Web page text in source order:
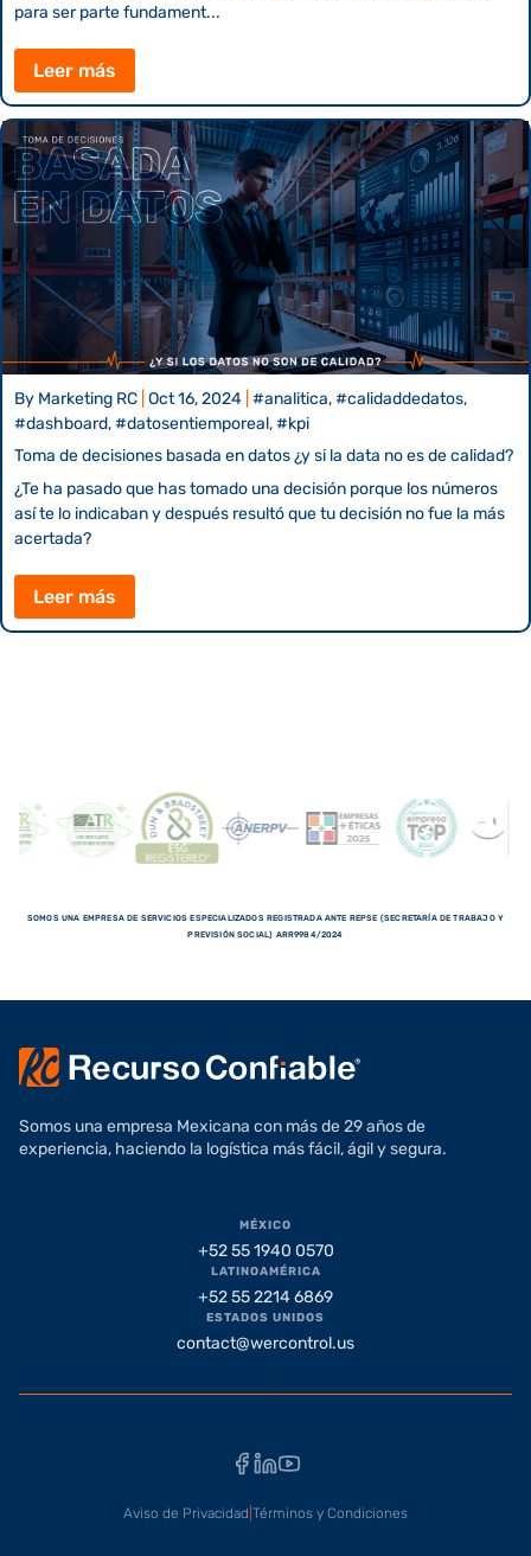
para ser parte fundament...
Leer más
By Marketing RC Oct 16, 2024 #analitica, #calidaddedatos,
#dashboard, #datosentiemporeal, #kpi
Toma de decisiones basada en datos ¿y si la data no es de calidad?
¿Te ha pasado que has tomado una decisión porque los números
así te lo indicaban y después resultó que tu decisión no fue la más
acertada?
Leer más
SOMOS UNA EMPRESA DE SERVICIOS ESPECIALIZADOS REGISTRADA ANTE REPSE (SECRETARÍA DE TRABAJO Y
PREVISIÓN SOCIAL) ARR9984/2024
Somos una empresa Mexicana con más de 29 años de
experiencia, haciendo la logística más fácil, ágil y segura.
MÉXICO
+52 55 1940 0570
LATINOAMÉRICA
+52 55 2214 6869
ESTADOS UNIDOS
contact@wercontrol.us
Aviso de Privacidad Términos y Condiciones